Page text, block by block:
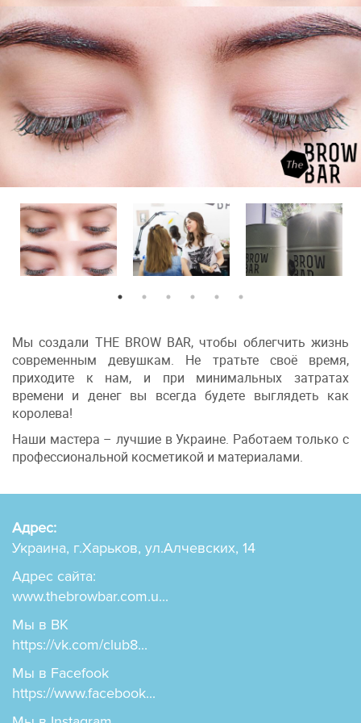
Мы создали THE BROW BAR, чтобы облегчить жизнь
современным девушкам. Не тратьте своё время,
приходите к нам, и при минимальных затратах
времени и денег вы всегда будете выглядеть как
королева!
Наши мастера – лучшие в Украине. Работаем только с
профессиональной косметикой и материалами.
Адрес:
Украина, г.Харьков, ул.Алчевских, 14
Адрес сайта:
www.thebrowbar.com.u...
Мы в ВК
https://vk.com/club8...
Мы в Facefook
https://www.facebook...